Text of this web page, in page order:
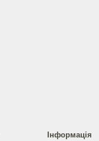
Інформація